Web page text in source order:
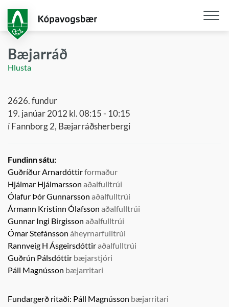
aðalefni
Bæjarráð
Hlusta
2626. fundur
19. janúar 2012 kl. 08:15 - 10:15
í Fannborg 2, Bæjarráðsherbergi
Fundinn sátu:
Guðríður Arnardóttirformaður
Hjálmar Hjálmarsson aðalfulltrúi
Ólafur Þór Gunnarsson aðalfulltrúi
Ármann Kristinn Ólafsson aðalfulltrúi
Gunnar Ingi Birgisson aðalfulltrúi
Ómar Stefánsson áheyrnarfulltrúi
Rannveig H Ásgeirsdóttiraðalfulltrúi
Guðrún Pálsdóttir bæjarstjóri
Páll Magnússon bæjarritari
Fundargerð ritaði: Páll Magnússon bæjarritari
Opna